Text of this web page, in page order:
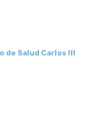
Salud Carlos III